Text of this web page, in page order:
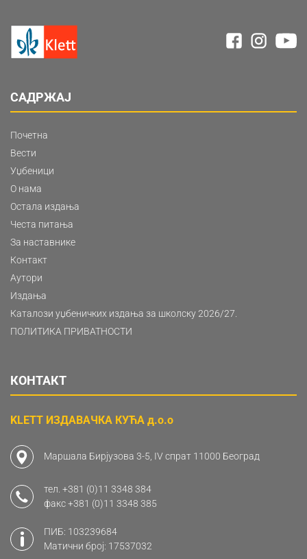
САДРЖАЈ
Почетна
Вести
Уџбеници
О нама
Остала издања
Честа питања
За наставнике
Контакт
Аутори
Издања
Каталози уџбеничких издања за школску 2026/27.
ПОЛИТИКА ПРИВАТНОСТИ
КОНТАКТ
KLETT ИЗДАВАЧКА КУЋА д.о.о
Маршала Бирјузова 3-5, IV спрат 11000 Београд
тел. +381 (0)11 3348 384
факс+381 (0)11 3348 385
ПИБ: 103239684
Матични број: 17537032